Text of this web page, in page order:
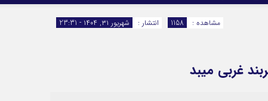
انتشار : شهریور ۳۱, ۱۴۰۴ - 23:31 مشاهده : 1158
غربی میبد